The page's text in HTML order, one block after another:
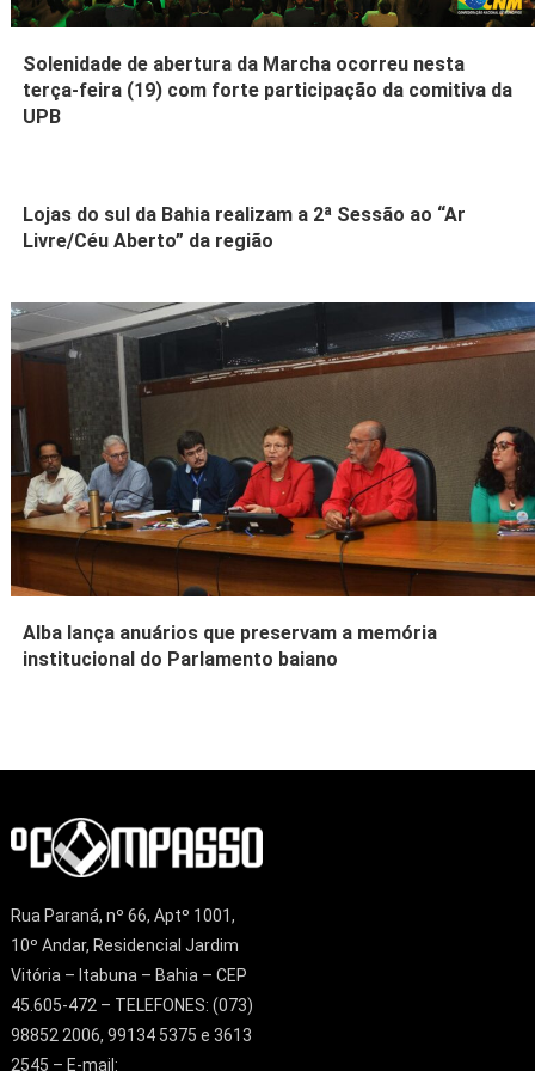
Solenidade de abertura da Marcha ocorreu nesta
terça-feira (19) com forte participação da comitiva da
UPB
Lojas do sul da Bahia realizam a 2ª Sessão ao “Ar
Livre/Céu Aberto” da região
Alba lança anuários que preservam a memória
institucional do Parlamento baiano
Rua Paraná, nº 66, Aptº 1001,
10º Andar, Residencial Jardim
Vitória – Itabuna – Bahia – CEP
45.605-472 – TELEFONES: (073)
98852 2006, 99134 5375 e 3613
2545 – E-mail: